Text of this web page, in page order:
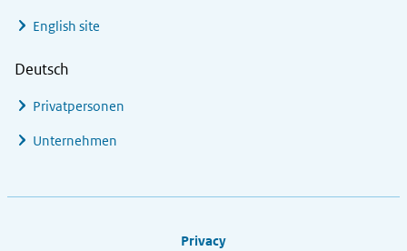
English site
Deutsch
Privatpersonen
Unternehmen
Privacy